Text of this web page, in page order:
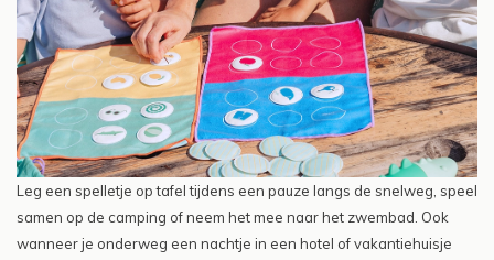
Leg een spelletje op tafel tijdens een pauze langs de snelweg, speel
samen op de camping of neem het mee naar het zwembad. Ook
wanneer je onderweg een nachtje in een hotel of vakantiehuisje